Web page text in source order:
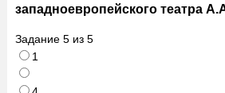
западноевропейского театра
Задание 5из 5
1